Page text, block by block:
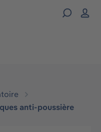
anti-poussière